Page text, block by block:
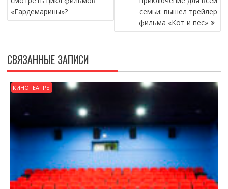
ЗАПИСЯМ
«Гардемарины»?
семьи: вышел трейлер
фильма «Кот и пес»
СВЯЗАННЫЕ ЗАПИСИ
КИНОТЕАТРЫ